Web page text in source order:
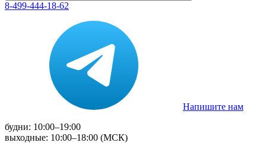
8-499-444-18-62
Напишите нам
будни: 10:00–19:00
выходные: 10:00–18:00 (МСК)